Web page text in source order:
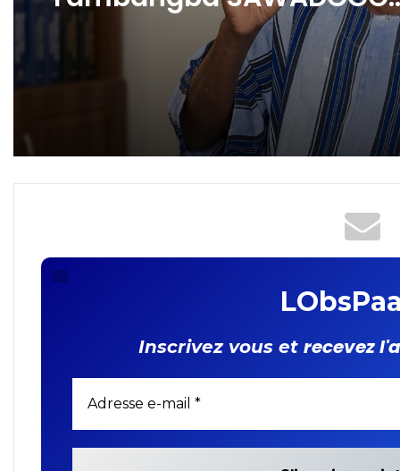
Décès de Monsieur Alfred
Yambangba SAWADOGO:
Remerciements et faire-
part
Désiré
Inscrivez vous et recevez